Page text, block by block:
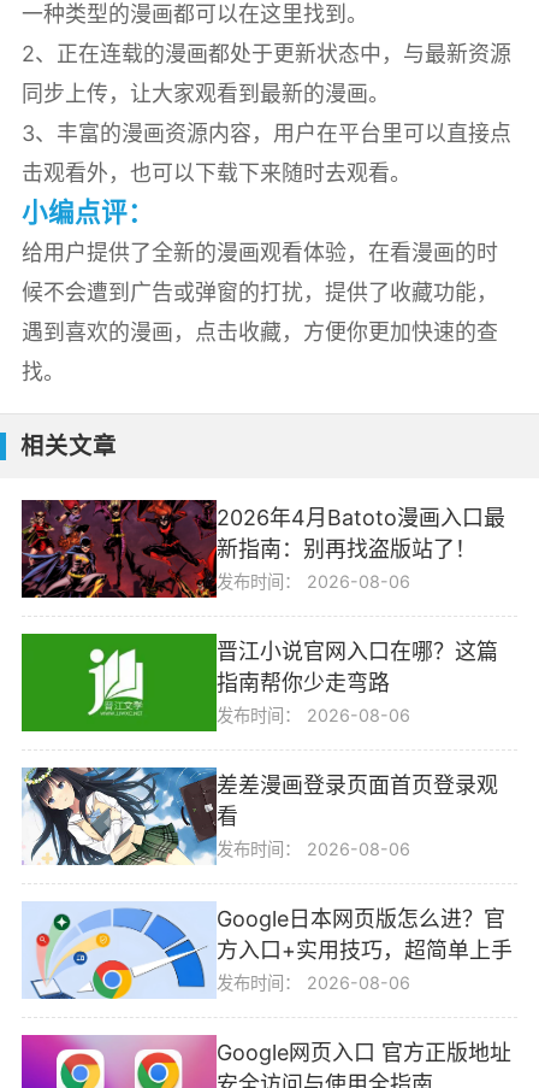
一种类型的漫画都可以在这里找到。
2、正在连载的漫画都处于更新状态中，与最新资源
同步上传，让大家观看到最新的漫画。
3、丰富的漫画资源内容，用户在平台里可以直接点
击观看外，也可以下载下来随时去观看。
小编点评：
给用户提供了全新的漫画观看体验，在看漫画的时
候不会遭到广告或弹窗的打扰，提供了收藏功能，
遇到喜欢的漫画，点击收藏，方便你更加快速的查
找。
相关文章
2026年4月Batoto漫画入口最
新指南：别再找盗版站了！
发布时间： 2026-08-06
晋江小说官网入口在哪？这篇
指南帮你少走弯路
发布时间： 2026-08-06
差差漫画登录页面首页登录观
看
发布时间： 2026-08-06
Google日本网页版怎么进？官
方入口+实用技巧，超简单上手
发布时间： 2026-08-06
Google网页入口 官方正版地址